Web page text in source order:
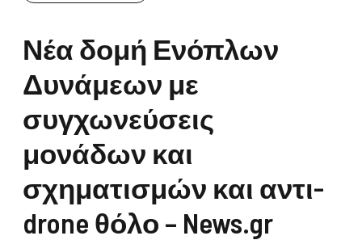
Νέα δομή Ενόπλων
Δυνάμεων με
συγχωνεύσεις
μονάδων και
σχηματισμών και αντι-
drone θόλο – News.gr